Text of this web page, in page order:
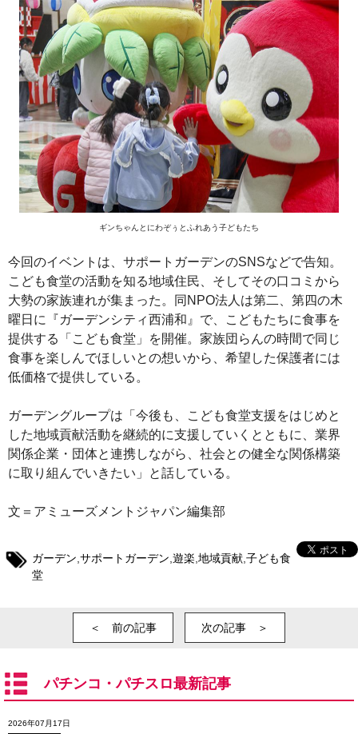
ギンちゃんとにわぞぅとふれあう子どもたち
今回のイベントは、サポートガーデンのSNSなどで告知。
こども食堂の活動を知る地域住民、そしてその口コミから
大勢の家族連れが集まった。同NPO法人は第二、第四の木
曜日に『ガーデンシティ西浦和』で、こどもたちに食事を
提供する「こども食堂」を開催。家族団らんの時間で同じ
食事を楽しんでほしいとの想いから、希望した保護者には
低価格で提供している。
ガーデングループは「今後も、こども食堂支援をはじめと
した地域貢献活動を継続的に支援していくとともに、業界
関係企業・団体と連携しながら、社会との健全な関係構築
に取り組んでいきたい」と話している。
文＝アミューズメントジャパン編集部
ガーデン,サポートガーデン,遊楽,地域貢献,子ども食
堂
＜ 前の記事 次の記事 ＞
パチンコ・パチスロ最新記事
2026年07月17日